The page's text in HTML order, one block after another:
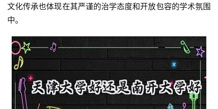
文化传承也体现在其严谨的治学态度和开放包容的学术氛围
中。